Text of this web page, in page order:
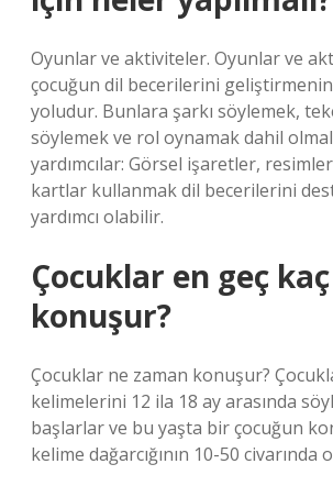
Oyunlar ve aktiviteler. Oyunlar ve
çocuğun dil becerilerini
yoludur. Bunlara şarkı söylemek,
söylemek ve rol oynamak dahil
yardımcılar: Görsel işaretler,
kartlar kullanmak dil becerilerini
yardımcı olabilir.
Çocuklar en geç
konuşur?
Çocuklar ne zaman konuşur?
kelimelerini 12 ila 18 ay arasında
başlarlar ve bu yaşta bir çocuğun
kelime dağarcığının 10-50 civarında